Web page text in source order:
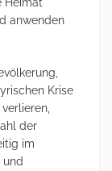
Heimat
anwenden
Krise
der
im
und